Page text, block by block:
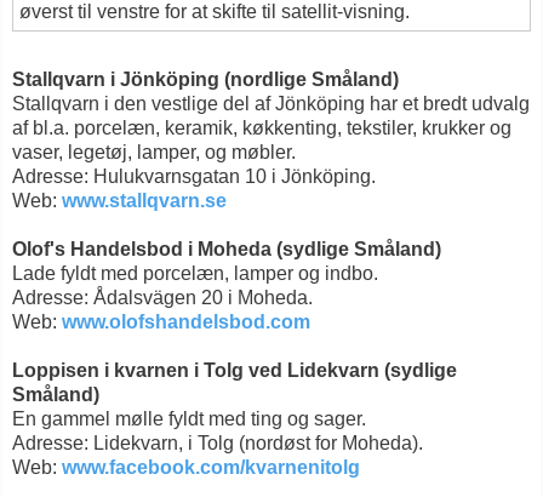
øverst til venstre for at skifte til satellit-visning.
Stallqvarn i Jönköping (nordlige Småland)
Stallqvarn i den vestlige del af Jönköping har et bredt udvalg
af bl.a. porcelæn, keramik, køkkenting, tekstiler, krukker og
vaser, legetøj, lamper, og møbler.
Adresse: Hulukvarnsgatan 10 i Jönköping.
Web: www.stallqvarn.se
Olof's Handelsbod i Moheda (sydlige Småland)
Lade fyldt med porcelæn, lamper og indbo.
Adresse: Ådalsvägen 20 i Moheda.
Web: www.olofshandelsbod.com
Loppisen i kvarnen i Tolg ved Lidekvarn (sydlige
Småland)
En gammel mølle fyldt med ting og sager.
Adresse: Lidekvarn, i Tolg (nordøst for Moheda).
Web: www.facebook.com/kvarnenitolg